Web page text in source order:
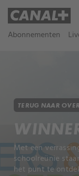
Abonnementen
TERUG NAAR
Met een
schoolreünie
het punt te